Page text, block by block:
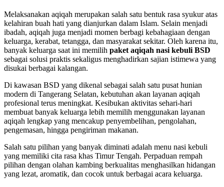
Melaksanakan aqiqah merupakan salah satu bentuk rasa syukur atas
kelahiran buah hati yang dianjurkan dalam Islam. Selain menjadi
ibadah, aqiqah juga menjadi momen berbagi kebahagiaan dengan
keluarga, kerabat, tetangga, dan masyarakat sekitar. Oleh karena itu,
banyak keluarga saat ini memilih paket aqiqah nasi kebuli BSD
sebagai solusi praktis sekaligus menghadirkan sajian istimewa yang
disukai berbagai kalangan.
Di kawasan BSD yang dikenal sebagai salah satu pusat hunian
modern di Tangerang Selatan, kebutuhan akan layanan aqiqah
profesional terus meningkat. Kesibukan aktivitas sehari-hari
membuat banyak keluarga lebih memilih menggunakan layanan
aqiqah lengkap yang mencakup penyembelihan, pengolahan,
pengemasan, hingga pengiriman makanan.
Salah satu pilihan yang banyak diminati adalah menu nasi kebuli
yang memiliki cita rasa khas Timur Tengah. Perpaduan rempah
pilihan dengan olahan kambing berkualitas menghasilkan hidangan
yang lezat, aromatik, dan cocok untuk berbagai acara keluarga.